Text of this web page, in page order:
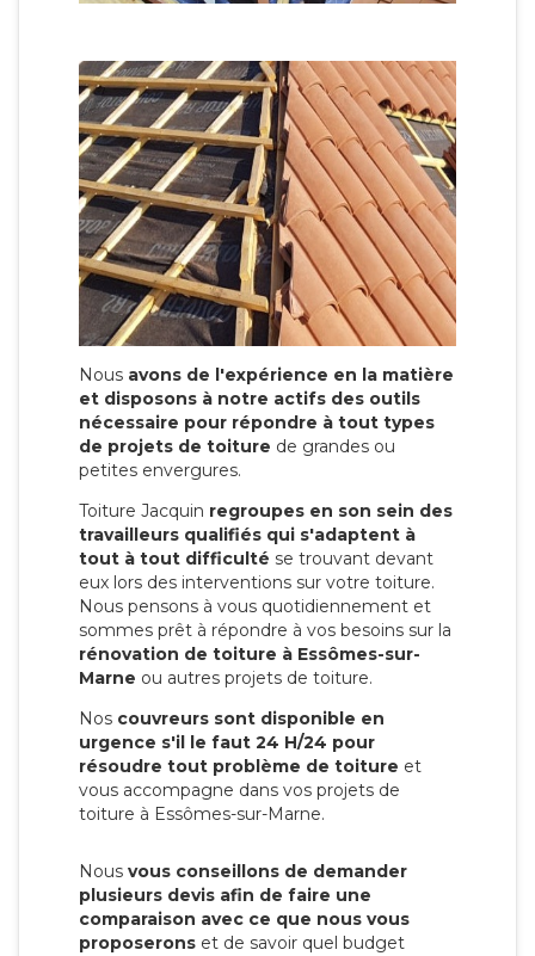
Nous avons de l'expérience en la matière
et disposons à notre actifs des outils
nécessaire pour répondre à tout types
de projets de toiture de grandes ou
petites envergures.
Toiture Jacquin regroupes en son sein des
travailleurs qualifiés qui s'adaptent à
tout à tout difficulté se trouvant devant
eux lors des interventions sur votre toiture.
Nous pensons à vous quotidiennement et
sommes prêt à répondre à vos besoins sur la
rénovation de toiture à Essômes-sur-
Marne ou autres projets de toiture.
Nos couvreurs sont disponible en
urgence s'il le faut 24 H/24 pour
résoudre tout problème de toiture et
vous accompagne dans vos projets de
toiture à Essômes-sur-Marne.
Nous vous conseillons de demander
plusieurs devis afin de faire une
comparaison avec ce que nous vous
proposerons et de savoir quel budget